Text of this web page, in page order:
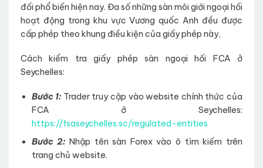
đối phổ biến hiện nay. Đa số những sàn môi giới ngoại hối
hoạt động trong khu vực Vương quốc Anh đều được
cấp phép theo khung điều kiện của giấy phép này,
Cách kiểm tra giấy phép sàn ngoại hối FCA ở
Seychelles:
Bước 1: Trader truy cập vào website chính thức của
FCA ở Seychelles:
https://fsaseychelles.sc/regulated-entities
Bước 2: Nhập tên sàn Forex vào ô tìm kiếm trên
trang chủ website.